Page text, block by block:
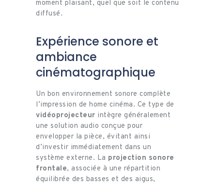
moment plaisant, quel que soit le contenu
diffusé.
Expérience sonore et
ambiance
cinématographique
Un bon environnement sonore complète
l’impression de home cinéma. Ce type de
vidéoprojecteur intègre généralement
une solution audio conçue pour
envelopper la pièce, évitant ainsi
d’investir immédiatement dans un
système externe. La projection sonore
frontale, associée à une répartition
équilibrée des basses et des aigus,